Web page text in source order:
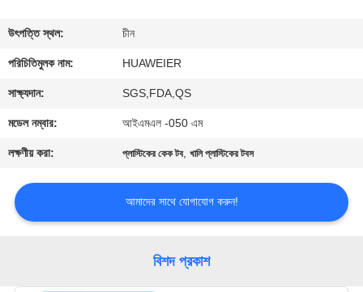
আমাদের
সাথে
যোগাযোগ
খবর
মামলা
উৎপত্তি স্থল: চীন
পরিচিতিমুলক নাম: HUAWEIER
সাক্ষ্যদান: SGS,FDA,QS
মডেল নম্বার: আইএমএল -050 এম
লক্ষণীয় করা: প্লাস্টিকের কেক টব,খালি প্লাস্টিকের টবস
আমাদের সাথে যোগাযোগ করুন!
বিশদ প্রকাশ